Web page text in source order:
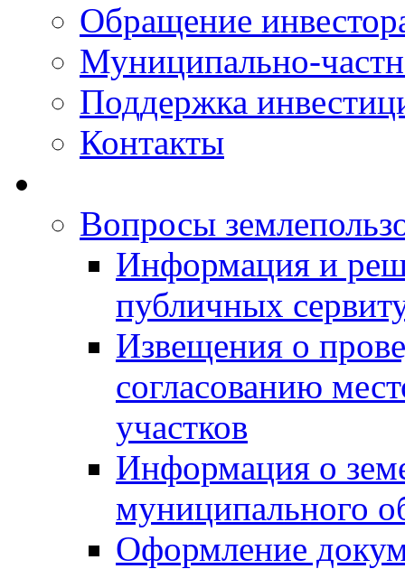
Обращение
Муниципально-
Поддержка
Контакты
Вопросы
Информация и
публичных
Извещения о
согласованию
участков
Информация о
муниципального
Оформление